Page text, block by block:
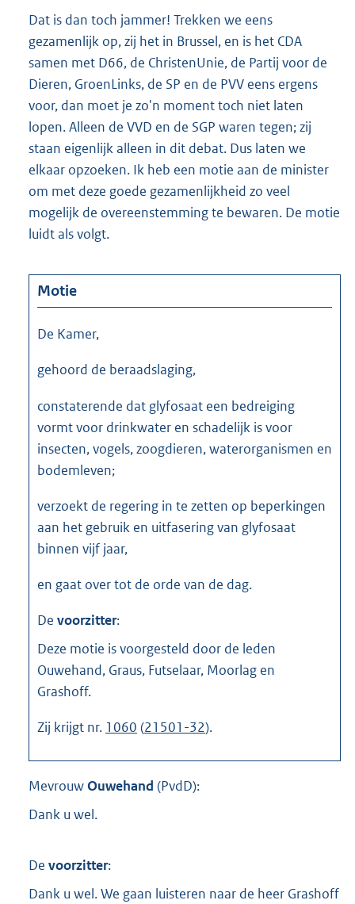
Dat is dan toch jammer! Trekken we eens
gezamenlijk op, zij het in Brussel, en is het CDA
samen met D66, de ChristenUnie, de Partij voor de
Dieren, GroenLinks, de SP en de PVV eens ergens
voor, dan moet je zo'n moment toch niet laten
lopen. Alleen de VVD en de SGP waren tegen; zij
staan eigenlijk alleen in dit debat. Dus laten we
elkaar opzoeken. Ik heb een motie aan de minister
om met deze goede gezamenlijkheid zo veel
mogelijk de overeenstemming te bewaren. De motie
luidt als volgt.
Motie
De Kamer,
gehoord de beraadslaging,
constaterende dat glyfosaat een bedreiging
vormt voor drinkwater en schadelijk is voor
insecten, vogels, zoogdieren, waterorganismen en
bodemleven;
verzoekt de regering in te zetten op beperkingen
aan het gebruik en uitfasering van glyfosaat
binnen vijf jaar,
en gaat over tot de orde van de dag.
De voorzitter:
Deze motie is voorgesteld door de leden
Ouwehand, Graus, Futselaar, Moorlag en
Grashoff.
Zij krijgt nr. 1060 (21501-32).
MevrouwOuwehand (PvdD):
Dank u wel.
De voorzitter:
Dank u wel. We gaan luisteren naar de heer Grashoff